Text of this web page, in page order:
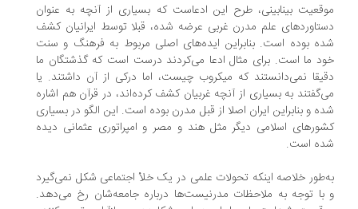
بینابینی، طرح این ادعاست که بسیاری از آنچه به عنوان
علم مدرن غربی عرضه شده، قبلا توسط ایرانیان کشف
بوده است. بنابراین ایده‌های اصلی مربوط به فرهنگ و سنت
ما است. برای مثال ادعا می‌کردند درست است که گذشتگان ما
نمی‌دانستند که میکروب چیست، اما درکی از آن داشتند. یا
به بسیاری از آنچه غربیان کشف کرده‌اند، در قرآن هم اشاره
و بنابراین ایران اصلا از قبل مدرن بوده است. این الگو در بسیاری
اسلامی دیگر مثل هند و مصر و امپراتوری عثمانی دیده
است.
خلاصه اینکه تحولات علمی در یک خلأ اجتماعی شکل نمی‌گیرد
توجه به ملاحظات مدرنیست‌ها درباره جامعه‌شان رخ می‌دهد.